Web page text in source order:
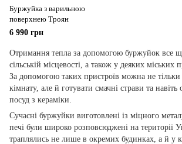
Буржуйка з варильною
поверхнею Троян
6 990 грн
Отримання тепла за допомогою буржуйок все
сільській місцевості, а також у деяких міських
За допомогою таких пристроїв можна не
кімнату, але й готувати смачні страви та
посуд з кераміки.
Сучасні буржуйки виготовлені із міцного
печі були широко розповсюджені на території
траплялись не лише в окремих будинках, а й у